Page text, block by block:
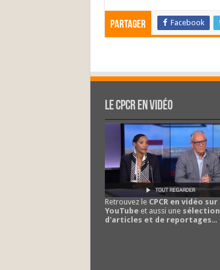
Partager Facebook
Le CPCR en vidéo
Retrouvez le CPCR en vidéo sur
YouTubeet aussi une sélection
d'articles et de reportages...